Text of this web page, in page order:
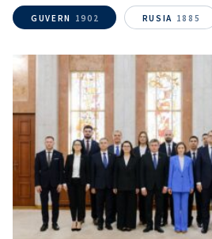
GUVERN 1902 RUSIA 1885